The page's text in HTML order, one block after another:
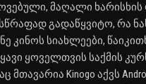
მაღალი ხარისხის
გადაწყვიტო, რა
კინოს სიახლეები,
ყოველთვის საქმის
მთავარია Kinogo აქვს